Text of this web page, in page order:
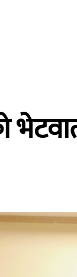
menu